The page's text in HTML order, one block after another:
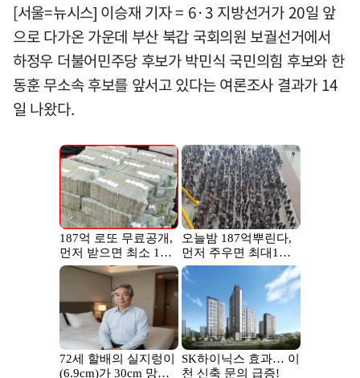
[서울=뉴시스] 이승재 기자 = 6·3 지방선거가 20일 앞
으로 다가온 가운데 부산 북갑 국회의원 보궐선거에서
하정우 더불어민주당 후보가 박민식 국민의힘 후보와 한
동훈 무소속 후보를 앞서고 있다는 여론조사 결과가 14
일 나왔다.